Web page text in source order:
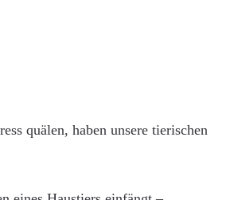
quälen, haben unsere tierischen